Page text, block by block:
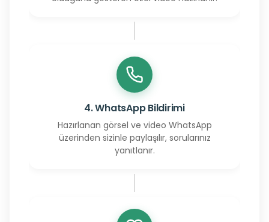
4. WhatsApp Bildirimi
Hazırlanan görsel ve video WhatsApp
üzerinden sizinle paylaşılır, sorularınız
yanıtlanır.